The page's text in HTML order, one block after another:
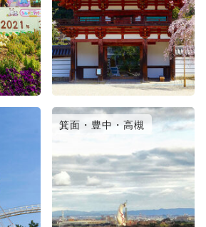
箕面・豊中・高槻